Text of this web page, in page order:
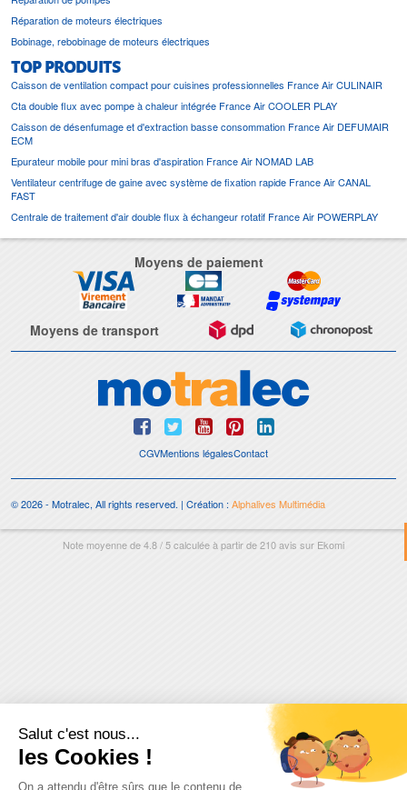
Réparation de moteurs électriques
Bobinage, rebobinage de moteurs électriques
TOP PRODUITS
Caisson de ventilation compact pour cuisines professionnelles France Air CULINAIR
Cta double flux avec pompe à chaleur intégrée France Air COOLER PLAY
Caisson de désenfumage et d'extraction basse consommation France Air DEFUMAIR
ECM
Epurateur mobile pour mini bras d'aspiration France Air NOMAD LAB
Ventilateur centrifuge de gaine avec système de fixation rapide France Air CANAL
FAST
Centrale de traitement d'air double flux à échangeur rotatif France Air POWERPLAY
Moyens de paiement
Moyens de transport
CGVMentions légalesContact
© 2026 - Motralec, All rights reserved. | Création :Alphalives Multimédia
Note moyenne de4.8/5calculée à partir de210avis sur Ekomi